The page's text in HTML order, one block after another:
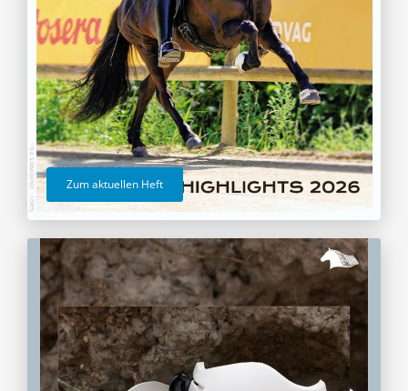
Zum aktuellen Heft